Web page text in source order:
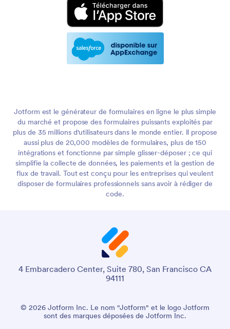
Jotform est le générateur de formulaires en ligne le plus simple
du marché et propose des formulaires puissants exploités par
plus de 35 millions d'utilisateurs dans le monde entier. Il propose
aussi plus de 20,000 modèles de formulaires, plus de 150
intégrations et fonctionne par simple glisser-déposer ; ce qui
simplifie la collecte de données, les paiements et la gestion de
flux de travail. Tout est conçu pour les entreprises qui veulent
disposer de formulaires professionnels sans avoir à rédiger de
code.
4 Embarcadero Center, Suite 780, San Francisco CA
94111
© 2026 Jotform Inc. Le nom "Jotform" et le logo Jotform
sont des marques déposées de Jotform Inc.